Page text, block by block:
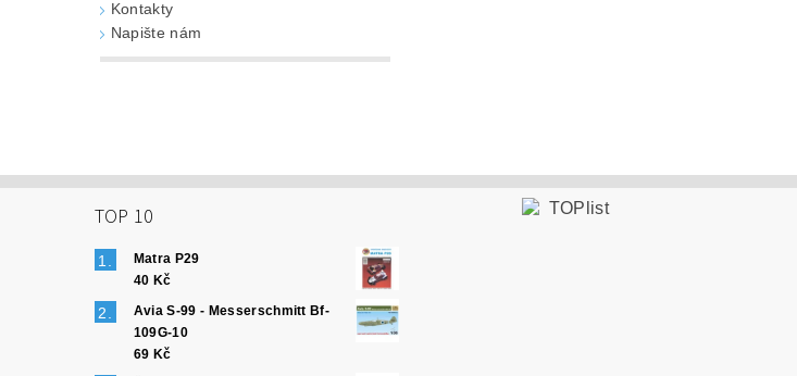
Kontakty
Napište nám
TOP 10
Matra P29
40 Kč
Avia S-99 - Messerschmitt Bf-
109G-10
69 Kč